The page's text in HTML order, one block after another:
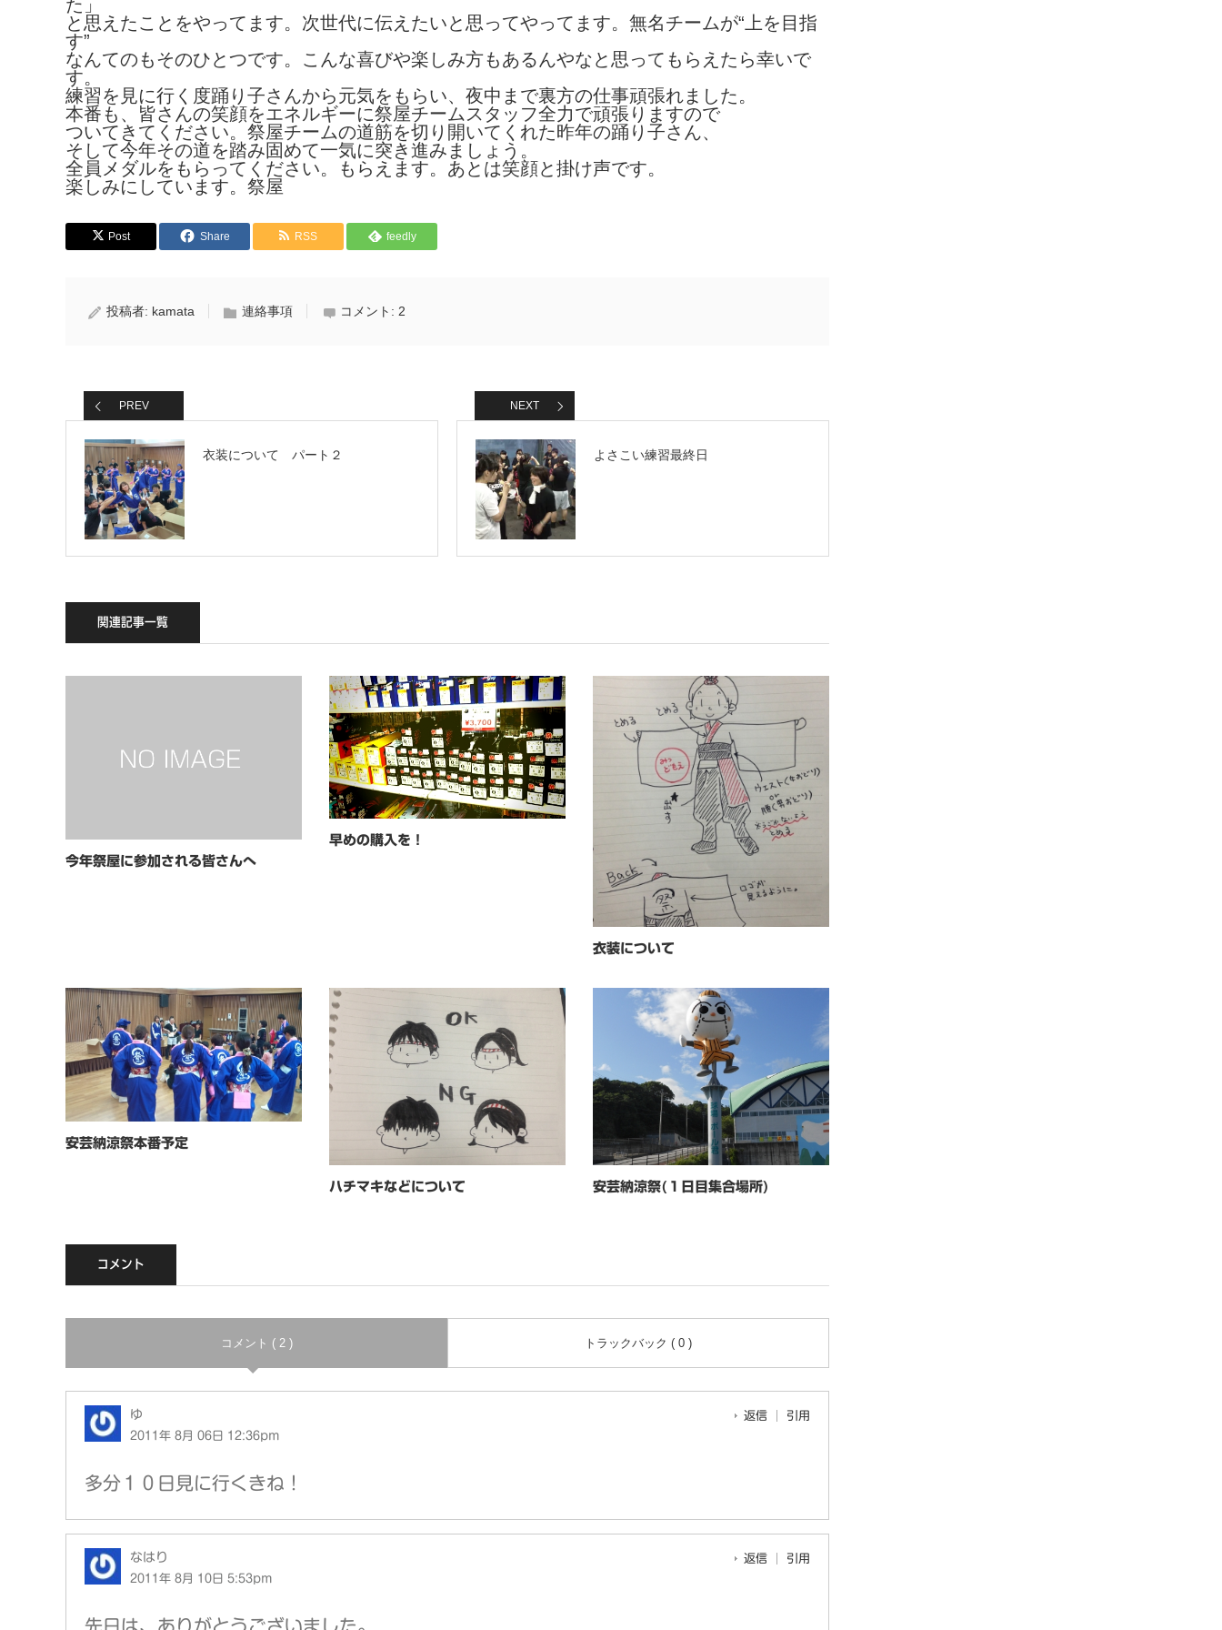
た」
と思えたことをやってます。次世代に伝えたいと思ってやってます。無名チームが“上を目指
す”
なんてのもそのひとつです。こんな喜びや楽しみ方もあるんやなと思ってもらえたら幸いで
す。
練習を見に行く度踊り子さんから元気をもらい、夜中まで裏方の仕事頑張れました。
本番も、皆さんの笑顔をエネルギーに祭屋チームスタッフ全力で頑張りますので
ついてきてください。祭屋チームの道筋を切り開いてくれた昨年の踊り子さん、
そして今年その道を踏み固めて一気に突き進みましょう。
全員メダルをもらってください。もらえます。あとは笑顔と掛け声です。
楽しみにしています。祭屋
Post Share RSS feedly
投稿者: kamata 連絡事項 コメント: 2
PREV
衣装について パート２
NEXT
よさこい練習最終日
関連記事一覧
今年祭屋に参加される皆さんへ
早めの購入を！
衣装について
安芸納涼祭本番予定
ハチマキなどについて 安芸納涼祭(１日目集合場所)
コメント
コメント ( 2 ) トラックバック ( 0 )
ゆ
2011年 8月 06日 12:36pm
返信 引用
多分１０日見に行くきね！
なはり
2011年 8月 10日 5:53pm
返信 引用
先日は、ありがとうございました。